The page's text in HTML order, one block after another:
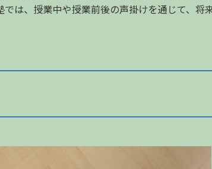
は、授業中や授業前後の声掛けを通じて、将